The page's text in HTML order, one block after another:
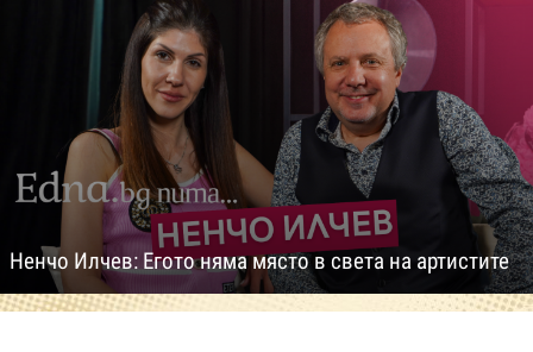
Ненчо Илчев: Егото няма място в света на артистите